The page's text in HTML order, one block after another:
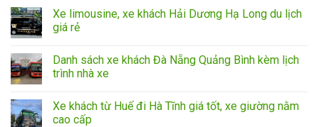
Xe limousine, xe khách Hải Dương Hạ Long du lịch
giá rẻ
Danh sách xe khách Đà Nẵng Quảng Bình kèm lịch
trình nhà xe
Xe khách từ Huế đi Hà Tĩnh giá tốt, xe giường nằm
cao cấp